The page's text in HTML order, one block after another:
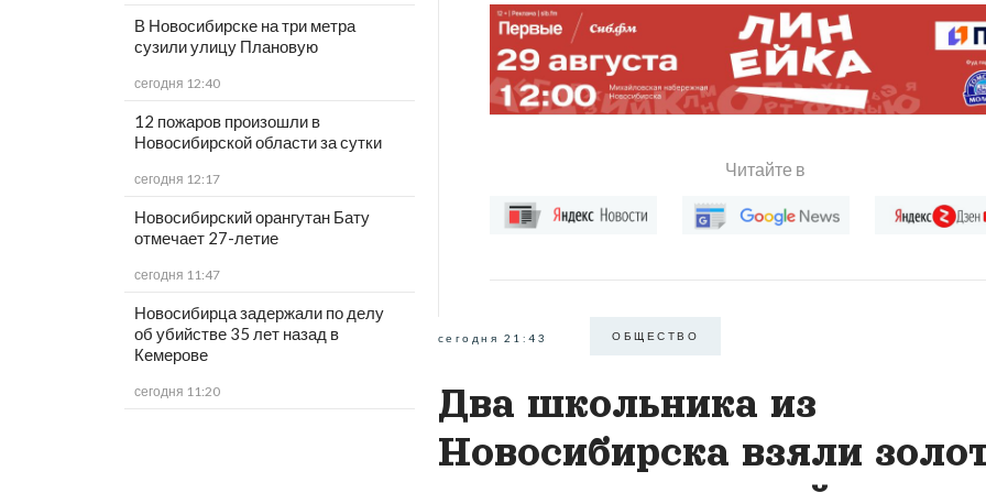
В Новосибирске на три метра
сузили улицу Плановую
сегодня 12:40
12 пожаров произошли в
Новосибирской области за сутки
сегодня 12:17
Новосибирский орангутан Бату
отмечает 27-летие
сегодня 11:47
Новосибирца задержали по делу
об убийстве 35 лет назад в
Кемерове
сегодня 11:20
Читайте в
сегодня 21:43 ОБЩЕСТВО
Два школьника из
Новосибирска взяли